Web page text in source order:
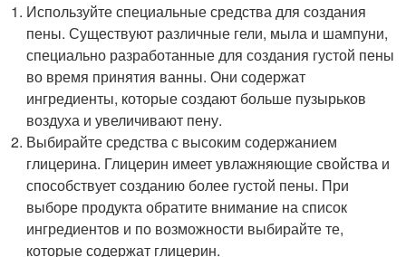
Используйте специальные средства для создания
пены. Существуют различные гели, мыла и шампуни,
специально разработанные для создания густой пены
во время принятия ванны. Они содержат
ингредиенты, которые создают больше пузырьков
воздуха и увеличивают пену.
Выбирайте средства с высоким содержанием
глицерина. Глицерин имеет увлажняющие свойства и
способствует созданию более густой пены. При
выборе продукта обратите внимание на список
ингредиентов и по возможности выбирайте те,
которые содержат глицерин.